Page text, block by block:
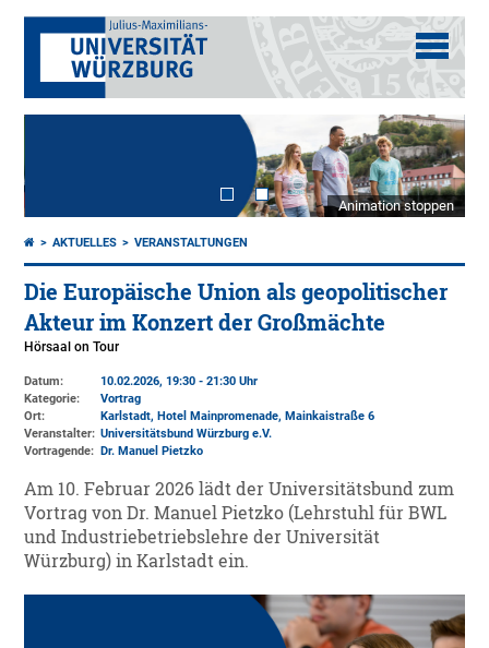
Animation stoppen
AKTUELLES VERANSTALTUNGEN
Die Europäische Union als geopolitischer
Akteur im Konzert der Großmächte
Hörsaal on Tour
Datum:
10.02.2026, 19:30 - 21:30 Uhr
Kategorie:
Vortrag
Ort:
Karlstadt, Hotel Mainpromenade, Mainkaistraße 6
Veranstalter: Universitätsbund Würzburg e.V.
Vortragende:
Dr. Manuel Pietzko
Am 10. Februar 2026 lädt der Universitätsbund zum
Vortrag von Dr. Manuel Pietzko (Lehrstuhl für BWL
und Industriebetriebslehre der Universität
Würzburg) in Karlstadt ein.